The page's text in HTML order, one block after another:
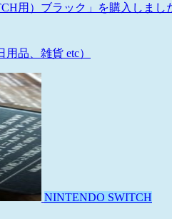
用）ブラック」を購入しまし
品、雑貨 etc）
NINTENDO SWITCH